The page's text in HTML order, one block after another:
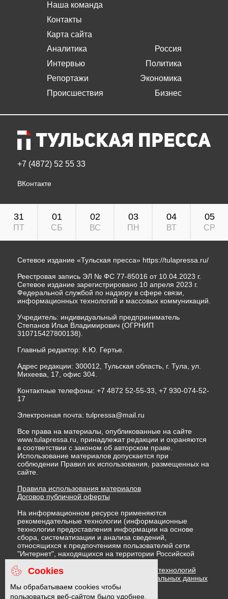
Наша команда
Контакты
Карта сайта
Аналитика
Интервью
Репортажи
Происшествия
Россия
Политика
Экономика
Бизнес
+7 (4872) 52 55 33
ВКонтакте
31
ПТ
01
СБ
02
ВС
03
ПН
04
ВТ
05
СР
Сетевое издание «Тульская пресса» https://tulapressa.ru/
Реестровая запись ЭЛ № ФС 77-85016 от 10.04.2023 г.
Сетевое издание зарегистрировано 10 апреля 2023 г.
Федеральной службой по надзору в сфере связи,
информационных технологий и массовых коммуникаций.
Учредитель: индивидуальный предприниматель
Степанов Илья Владимирович (ОГРНИП
310715427800138).
Главный редактор: К.Ю. Гертье.
Адрес редакции: 300012, Тульская область, г. Тула, ул.
Михеева, 17, офис 304.
Контактные телефоны: +7 4872 52-55-33, +7 930-074-52-
17
Электронная почта: tulpressa@mail.ru
Все права на материалы, опубликованные на сайте
www.tulapressa.ru, принадлежат редакции и охраняются
в соответствии с законом об авторском праве.
Использование материалов допускается при
соблюдении Правил их использования, размещенных на
сайте.
Правила использования материалов
Договор публичной оферты
На информационном ресурсе применяются
рекомендательные технологии (информационные
технологии предоставления информации на основе
сбора, систематизации и анализа сведений,
относящихся к предпочтениям пользователей сети
"Интернет", находящихся на территории Российской
Федерации)
Правила применения рекомендательных технологий
Политика в отношении обработки персональных данных
Политика обработки файлов cookie
Cookies
Мы обрабатываем cookies чтобы
пользоваться веб-сайтом было удобнее.